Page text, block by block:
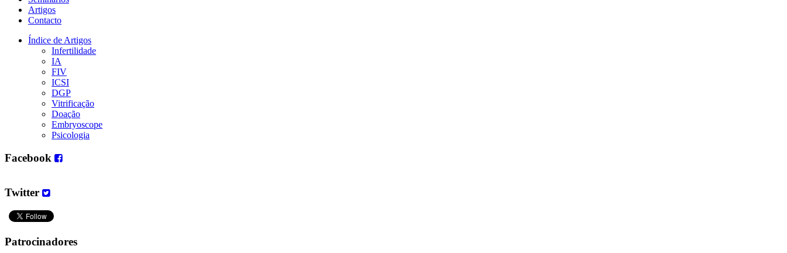
Artigos
Contacto
Índice de Artigos
Infertilidade
IA
FIV
ICSI
DGP
Vitrificação
Doação
Embryoscope
Psicologia
Facebook
Twitter
Patrocinadores